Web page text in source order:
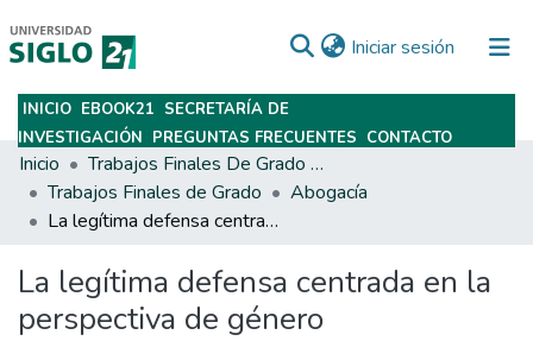
Iniciar sesión (current)
Subir
INICIO EBOOK21 SECRETARÍA DE
INVESTIGACIÓN PREGUNTAS FRECUENTES CONTACTO
Inicio
Trabajos Finales De Grado Y Posgrado
Trabajos Finales de Grado
Abogacía
La legítima defensa centrada en la perspectiva de género
La legítima defensa centrada en la
perspectiva de género